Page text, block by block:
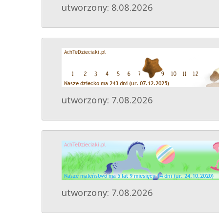
utworzony: 8.08.2026
utworzony: 7.08.2026
utworzony: 7.08.2026